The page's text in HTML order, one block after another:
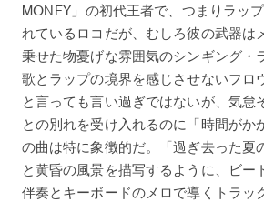
MONEY」の初代王者で、つまりラッ
れているロコだが、むしろ彼の武器は
乗せた物憂げな雰囲気のシンギング・
歌とラップの境界を感じさせないフロ
と言っても言い過ぎではないが、気怠
との別れを受け入れるのに「時間がか
の曲は特に象徴的だ。「過ぎ去った夏
と黄昏の風景を描写するように、ビー
伴奏とキーボードのメロで導くトラッ